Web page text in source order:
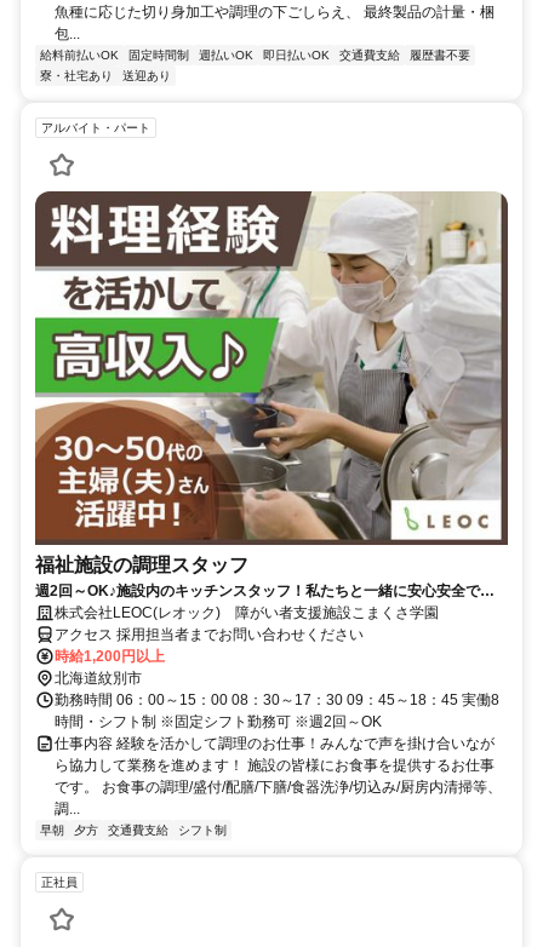
魚種に応じた切り身加工や調理の下ごしらえ、 最終製品の計量・梱
包...
給料前払いOK 固定時間制 週払いOK 即日払いOK 交通費支給
履歴書不要
寮・社宅あり
送迎あり
アルバイト・パート
福祉施設の調理スタッフ
週2回～OK♪施設内のキッチンスタッフ！私たちと一緒に安心安全でお
いしい食事を届けましょう！
株式会社LEOC(レオック) 障がい者支援施設こまくさ学園
アクセス 採用担当者までお問い合わせください
時給1,200円以上
北海道紋別市
勤務時間 06：00～15：00 08：30～17：30 09：45～18：45 実働8
時間・シフト制 ※固定シフト勤務可 ※週2回～OK
仕事内容 経験を活かして調理のお仕事！みんなで声を掛け合いなが
ら協力して業務を進めます！ 施設の皆様にお食事を提供するお仕事
です。 お食事の調理/盛付/配膳/下膳/食器洗浄/切込み/厨房内清掃等、
調...
早朝 夕方 交通費支給 シフト制
正社員